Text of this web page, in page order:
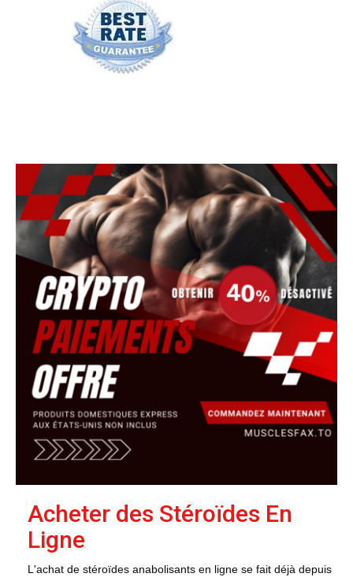
Acheter des Stéroïdes En
Ligne
L'achat de stéroïdes anabolisants en ligne se fait déjà depuis